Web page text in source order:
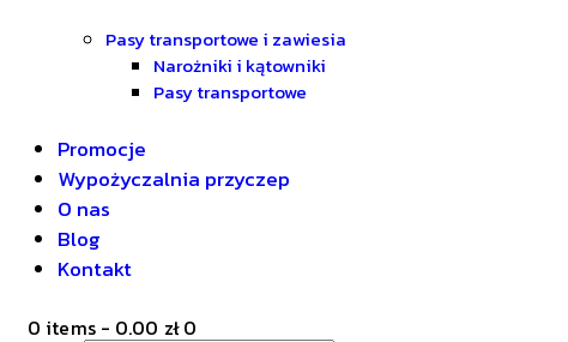
Pasy transportowe i zawiesia
Narożniki i kątowniki
Pasy transportowe
Promocje
Wypożyczalnia przyczep
O nas
Blog
Kontakt
0 items - 0.00 zł 0